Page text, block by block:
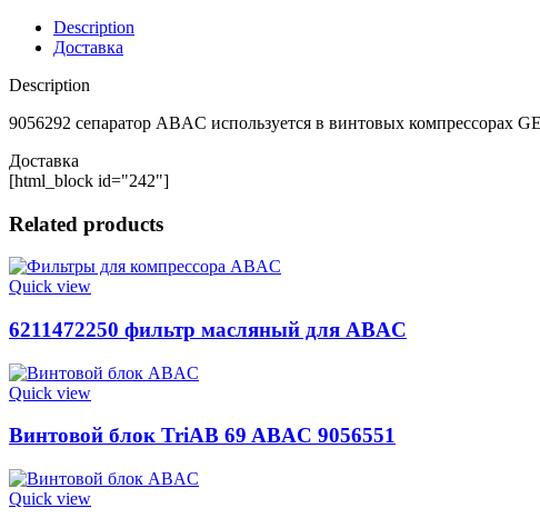
Description
Доставка
Description
9056292 сепаратор ABAC используется в винтовых компрессорах
Доставка
[html_block id="242"]
Related products
Quick view
6211472250 фильтр масляный для ABAC
Quick view
Винтовой блок TriAB 69 ABAC 9056551
Quick view